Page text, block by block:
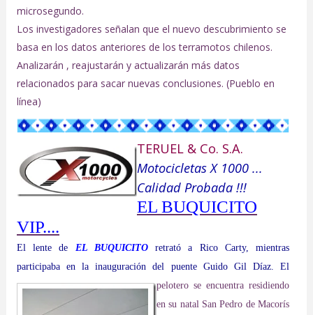
microsegundo.
Los investigadores señalan que el nuevo descubrimiento se
basa en los datos anteriores de los terramotos chilenos.
Analizarán , reajustarán y actualizarán más datos
relacionados para sacar nuevas conclusiones. (Pueblo en
línea)
TERUEL & Co. S.A.
Motocicletas X 1000 ...
Calidad Probada !!!
EL BUQUICITO
VIP....
El lente de EL BUQUICITOretrató a Rico Carty, mientras
participaba en la inauguración del puente Guido Gil Díaz. El
pelotero se encuentra residiendo
en su natal San Pedro de Macorís